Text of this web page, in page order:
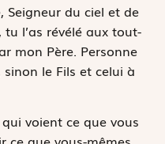
Seigneur du ciel et de
l’as révélé aux tout-
mon Père. Personne
le Fils et celui à
voient ce que vous